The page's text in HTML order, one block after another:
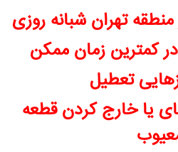
تهران شبانه روزی
کمترین زمان ممکن
تعطیل
یا خارج کردن قطعه